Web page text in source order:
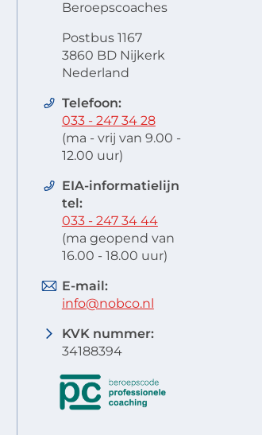
Beroepscoaches
Postbus 1167
3860 BD Nijkerk
Nederland
Telefoon:
033 - 247 34 28
(ma - vrij van 9.00 -
12.00 uur)
EIA-informatielijn
tel:
033 - 247 34 44
(ma geopend van
16.00 - 18.00 uur)
E-mail:
info@nobco.nl
KVK nummer:
34188394